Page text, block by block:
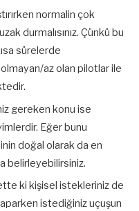
normalin çok
durmalısınız. Çünkü bu
sürelerde
az olan pilotlar ile
gereken konu ise
Eğer bunu
doğal olarak da en
belirleyebilirsiniz.
ki kişisel istekleriniz de
istediğiniz uçuşun